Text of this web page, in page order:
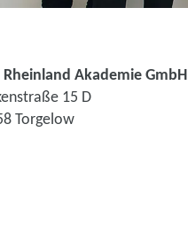
Rheinland Akademie GmbH
15 D
Torgelow